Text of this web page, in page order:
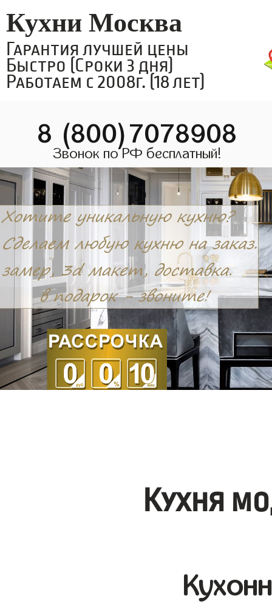
Кухни Москва
Гарантия лучшей цены
Быстро (Сроки 3 дня)
Работаем с 2008г. (18 лет)
8 (800)7078908
Звонок по РФ бесплатный!
Кухня